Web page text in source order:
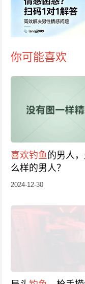
你可能喜欢
喜欢钓鱼的男人
么样的男人？
2024-12-30